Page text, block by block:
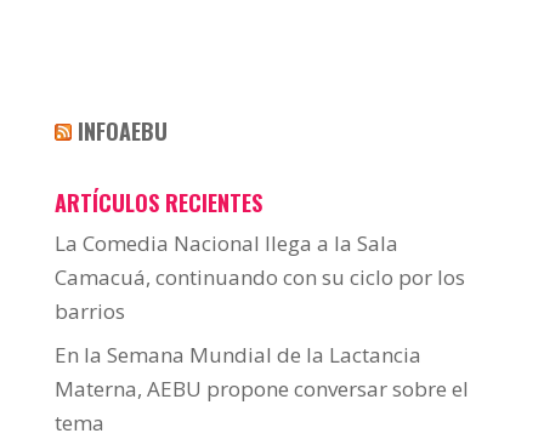
INFOAEBU
ARTÍCULOS RECIENTES
La Comedia Nacional llega a la Sala
Camacuá, continuando con su ciclo por los
barrios
En la Semana Mundial de la Lactancia
Materna, AEBU propone conversar sobre el
tema